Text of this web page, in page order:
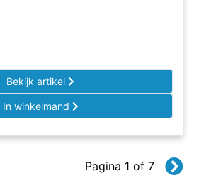
Bekijk artikel
In winkelmand
Pagina 1 of 7